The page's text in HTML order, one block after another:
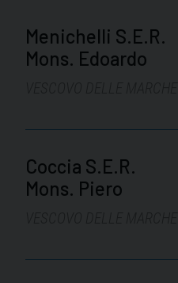
Menichelli S.E.R.
Mons. Edoardo
Coccia S.E.R.
Mons. Piero